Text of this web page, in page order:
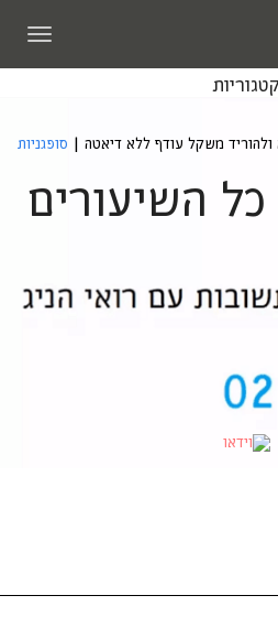
קטגוריות
משקל עודף ללא דיאטה | סופגניות
כל השיעורים